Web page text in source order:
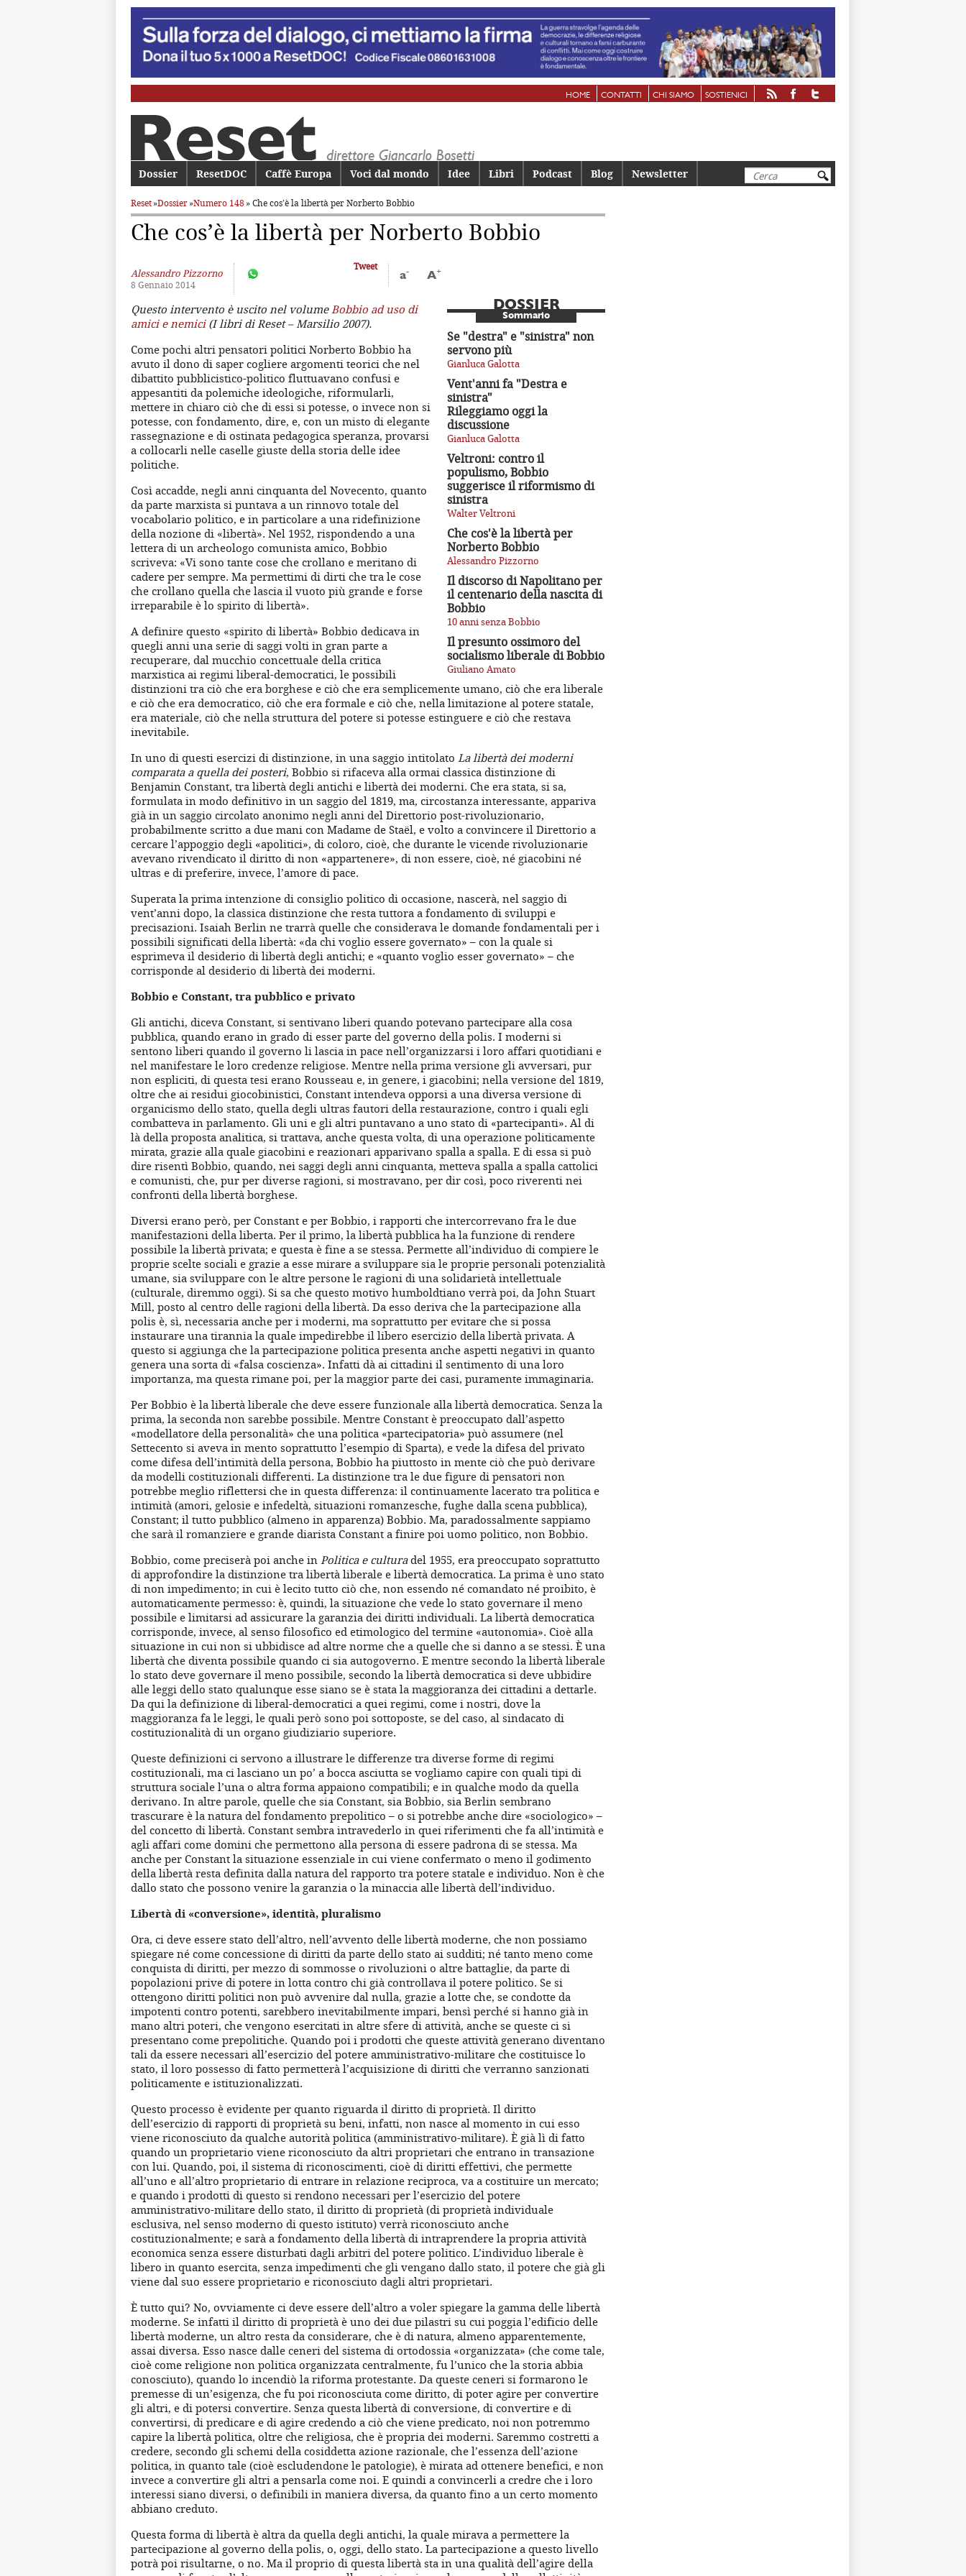
HOME CONTATTI CHI SIAMO SOSTIENICI
Cerca
Menu principale
Vai al contenuto principale
Vai al contenuto secondario
Dossier ResetDOC Caffè Europa Voci dal mondo Idee Libri Podcast Blog Newsletter
Reset»Dossier»Numero 148 » Che cos’è la libertà per Norberto Bobbio
Che cos’è la libertà per Norberto Bobbio
Alessandro Pizzorno
8 Gennaio 2014
Tweet
a- A+
DOSSIER
Sommario
Se "destra" e "sinistra" non
servono più
Gianluca Galotta
Vent'anni fa "Destra e
sinistra"
Rileggiamo oggi la
discussione
Gianluca Galotta
Veltroni: contro il
populismo, Bobbio
suggerisce il riformismo di
sinistra
Walter Veltroni
Che cos'è la libertà per
Norberto Bobbio
Alessandro Pizzorno
Il discorso di Napolitano per
il centenario della nascita di
Bobbio
10 anni senza Bobbio
Il presunto ossimoro del
socialismo liberale di Bobbio
Giuliano Amato
Questo intervento è uscito nel volumeBobbio ad uso di
amici e nemici (I libri di Reset – Marsilio 2007).
Come pochi altri pensatori politici Norberto Bobbio ha
avuto il dono di saper cogliere argomenti teorici che nel
dibattito pubblicistico-politico fluttuavano confusi e
appesantiti da polemiche ideologiche, riformularli,
mettere in chiaro ciò che di essi si potesse, o invece non si
potesse, con fondamento, dire, e, con un misto di elegante
rassegnazione e di ostinata pedagogica speranza, provarsi
a collocarli nelle caselle giuste della storia delle idee
politiche.
Così accadde, negli anni cinquanta del Novecento, quanto
da parte marxista si puntava a un rinnovo totale del
vocabolario politico, e in particolare a una ridefinizione
della nozione di «libertà». Nel 1952, rispondendo a una
lettera di un archeologo comunista amico, Bobbio
scriveva: «Vi sono tante cose che crollano e meritano di
cadere per sempre. Ma permettimi di dirti che tra le cose
che crollano quella che lascia il vuoto più grande e forse
irreparabile è lo spirito di libertà».
A definire questo «spirito di libertà» Bobbio dedicava in
quegli anni una serie di saggi volti in gran parte a
recuperare, dal mucchio concettuale della critica
marxistica ai regimi liberal-democratici, le possibili
distinzioni tra ciò che era borghese e ciò che era semplicemente umano, ciò che era liberale
e ciò che era democratico, ciò che era formale e ciò che, nella limitazione al potere statale,
era materiale, ciò che nella struttura del potere si potesse estinguere e ciò che restava
inevitabile.
In uno di questi esercizi di distinzione, in una saggio intitolato La libertà dei moderni
comparata a quella dei posteri, Bobbio si rifaceva alla ormai classica distinzione di
Benjamin Constant, tra libertà degli antichi e libertà dei moderni. Che era stata, si sa,
formulata in modo definitivo in un saggio del 1819, ma, circostanza interessante, appariva
già in un saggio circolato anonimo negli anni del Direttorio post-rivoluzionario,
probabilmente scritto a due mani con Madame de Staël, e volto a convincere il Direttorio a
cercare l’appoggio degli «apolitici», di coloro, cioè, che durante le vicende rivoluzionarie
avevano rivendicato il diritto di non «appartenere», di non essere, cioè, né giacobini né
ultras e di preferire, invece, l’amore di pace.
Superata la prima intenzione di consiglio politico di occasione, nascerà, nel saggio di
vent’anni dopo, la classica distinzione che resta tuttora a fondamento di sviluppi e
precisazioni. Isaiah Berlin ne trarrà quelle che considerava le domande fondamentali per i
possibili significati della libertà: «da chi voglio essere governato» – con la quale si
esprimeva il desiderio di libertà degli antichi; e «quanto voglio esser governato» – che
corrisponde al desiderio di libertà dei moderni.
Bobbio e Constant, tra pubblico e privato
Gli antichi, diceva Constant, si sentivano liberi quando potevano partecipare alla cosa
pubblica, quando erano in grado di esser parte del governo della polis. I moderni si
sentono liberi quando il governo li lascia in pace nell’organizzarsi i loro affari quotidiani e
nel manifestare le loro credenze religiose. Mentre nella prima versione gli avversari, pur
non espliciti, di questa tesi erano Rousseau e, in genere, i giacobini; nella versione del 1819,
oltre che ai residui giocobinistici, Constant intendeva opporsi a una diversa versione di
organicismo dello stato, quella degli ultras fautori della restaurazione, contro i quali egli
combatteva in parlamento. Gli uni e gli altri puntavano a uno stato di «partecipanti». Al di
là della proposta analitica, si trattava, anche questa volta, di una operazione politicamente
mirata, grazie alla quale giacobini e reazionari apparivano spalla a spalla. E di essa si può
dire risentì Bobbio, quando, nei saggi degli anni cinquanta, metteva spalla a spalla cattolici
e comunisti, che, pur per diverse ragioni, si mostravano, per dir così, poco riverenti nei
confronti della libertà borghese.
Diversi erano però, per Constant e per Bobbio, i rapporti che intercorrevano fra le due
manifestazioni della liberta. Per il primo, la libertà pubblica ha la funzione di rendere
possibile la libertà privata; e questa è fine a se stessa. Permette all’individuo di compiere le
proprie scelte sociali e grazie a esse mirare a sviluppare sia le proprie personali potenzialità
umane, sia sviluppare con le altre persone le ragioni di una solidarietà intellettuale
(culturale, diremmo oggi). Si sa che questo motivo humboldtiano verrà poi, da John Stuart
Mill, posto al centro delle ragioni della libertà. Da esso deriva che la partecipazione alla
polis è, sì, necessaria anche per i moderni, ma soprattutto per evitare che si possa
instaurare una tirannia la quale impedirebbe il libero esercizio della libertà privata. A
questo si aggiunga che la partecipazione politica presenta anche aspetti negativi in quanto
genera una sorta di «falsa coscienza». Infatti dà ai cittadini il sentimento di una loro
importanza, ma questa rimane poi, per la maggior parte dei casi, puramente immaginaria.
Per Bobbio è la libertà liberale che deve essere funzionale alla libertà democratica. Senza la
prima, la seconda non sarebbe possibile. Mentre Constant è preoccupato dall’aspetto
«modellatore della personalità» che una politica «partecipatoria» può assumere (nel
Settecento si aveva in mento soprattutto l’esempio di Sparta), e vede la difesa del privato
come difesa dell’intimità della persona, Bobbio ha piuttosto in mente ciò che può derivare
da modelli costituzionali differenti. La distinzione tra le due figure di pensatori non
potrebbe meglio riflettersi che in questa differenza: il continuamente lacerato tra politica e
intimità (amori, gelosie e infedeltà, situazioni romanzesche, fughe dalla scena pubblica),
Constant; il tutto pubblico (almeno in apparenza) Bobbio. Ma, paradossalmente sappiamo
che sarà il romanziere e grande diarista Constant a finire poi uomo politico, non Bobbio.
Bobbio, come preciserà poi anche in Politica e culturadel 1955, era preoccupato soprattutto
di approfondire la distinzione tra libertà liberale e libertà democratica. La prima è uno stato
di non impedimento; in cui è lecito tutto ciò che, non essendo né comandato né proibito, è
automaticamente permesso: è, quindi, la situazione che vede lo stato governare il meno
possibile e limitarsi ad assicurare la garanzia dei diritti individuali. La libertà democratica
corrisponde, invece, al senso filosofico ed etimologico del termine «autonomia». Cioè alla
situazione in cui non si ubbidisce ad altre norme che a quelle che si danno a se stessi. È una
libertà che diventa possibile quando ci sia autogoverno. E mentre secondo la libertà liberale
lo stato deve governare il meno possibile, secondo la libertà democratica si deve ubbidire
alle leggi dello stato qualunque esse siano se è stata la maggioranza dei cittadini a dettarle.
Da qui la definizione di liberal-democratici a quei regimi, come i nostri, dove la
maggioranza fa le leggi, le quali però sono poi sottoposte, se del caso, al sindacato di
costituzionalità di un organo giudiziario superiore.
Queste definizioni ci servono a illustrare le differenze tra diverse forme di regimi
costituzionali, ma ci lasciano un po’ a bocca asciutta se vogliamo capire con quali tipi di
struttura sociale l’una o altra forma appaiono compatibili; e in qualche modo da quella
derivano. In altre parole, quelle che sia Constant, sia Bobbio, sia Berlin sembrano
trascurare è la natura del fondamento prepolitico – o si potrebbe anche dire «sociologico» –
del concetto di libertà. Constant sembra intravederlo in quei riferimenti che fa all’intimità e
agli affari come domini che permettono alla persona di essere padrona di se stessa. Ma
anche per Constant la situazione essenziale in cui viene confermato o meno il godimento
della libertà resta definita dalla natura del rapporto tra potere statale e individuo. Non è che
dallo stato che possono venire la garanzia o la minaccia alle libertà dell’individuo.
Libertà di «conversione», identità, pluralismo
Ora, ci deve essere stato dell’altro, nell’avvento delle libertà moderne, che non possiamo
spiegare né come concessione di diritti da parte dello stato ai sudditi; né tanto meno come
conquista di diritti, per mezzo di sommosse o rivoluzioni o altre battaglie, da parte di
popolazioni prive di potere in lotta contro chi già controllava il potere politico. Se si
ottengono diritti politici non può avvenire dal nulla, grazie a lotte che, se condotte da
impotenti contro potenti, sarebbero inevitabilmente impari, bensì perché si hanno già in
mano altri poteri, che vengono esercitati in altre sfere di attività, anche se queste ci si
presentano come prepolitiche. Quando poi i prodotti che queste attività generano diventano
tali da essere necessari all’esercizio del potere amministrativo-militare che costituisce lo
stato, il loro possesso di fatto permetterà l’acquisizione di diritti che verranno sanzionati
politicamente e istituzionalizzati.
Questo processo è evidente per quanto riguarda il diritto di proprietà. Il diritto
dell’esercizio di rapporti di proprietà su beni, infatti, non nasce al momento in cui esso
viene riconosciuto da qualche autorità politica (amministrativo-militare). È già lì di fatto
quando un proprietario viene riconosciuto da altri proprietari che entrano in transazione
con lui. Quando, poi, il sistema di riconoscimenti, cioè di diritti effettivi, che permette
all’uno e all’altro proprietario di entrare in relazione reciproca, va a costituire un mercato;
e quando i prodotti di questo si rendono necessari per l’esercizio del potere
amministrativo-militare dello stato, il diritto di proprietà (di proprietà individuale
esclusiva, nel senso moderno di questo istituto) verrà riconosciuto anche
costituzionalmente; e sarà a fondamento della libertà di intraprendere la propria attività
economica senza essere disturbati dagli arbitri del potere politico. L’individuo liberale è
libero in quanto esercita, senza impedimenti che gli vengano dallo stato, il potere che già gli
viene dal suo essere proprietario e riconosciuto dagli altri proprietari.
È tutto qui? No, ovviamente ci deve essere dell’altro a voler spiegare la gamma delle libertà
moderne. Se infatti il diritto di proprietà è uno dei due pilastri su cui poggia l’edificio delle
libertà moderne, un altro resta da considerare, che è di natura, almeno apparentemente,
assai diversa. Esso nasce dalle ceneri del sistema di ortodossia «organizzata» (che come tale,
cioè come religione non politica organizzata centralmente, fu l’unico che la storia abbia
conosciuto), quando lo incendiò la riforma protestante. Da queste ceneri si formarono le
premesse di un’esigenza, che fu poi riconosciuta come diritto, di poter agire per convertire
gli altri, e di potersi convertire. Senza questa libertà di conversione, di convertire e di
convertirsi, di predicare e di agire credendo a ciò che viene predicato, noi non potremmo
capire la libertà politica, oltre che religiosa, che è propria dei moderni. Saremmo costretti a
credere, secondo gli schemi della cosiddetta azione razionale, che l’essenza dell’azione
politica, in quanto tale (cioè escludendone le patologie), è mirata ad ottenere benefici, e non
invece a convertire gli altri a pensarla come noi. E quindi a convincerli a credre che i loro
interessi siano diversi, o definibili in maniera diversa, da quanto fino a un certo momento
abbiano creduto.
Questa forma di libertà è altra da quella degli antichi, la quale mirava a permettere la
partecipazione al governo della polis, o, oggi, dello stato. La partecipazione a questo livello
potrà poi risultarne, o no. Ma il proprio di questa libertà sta in una qualità dell’agire della